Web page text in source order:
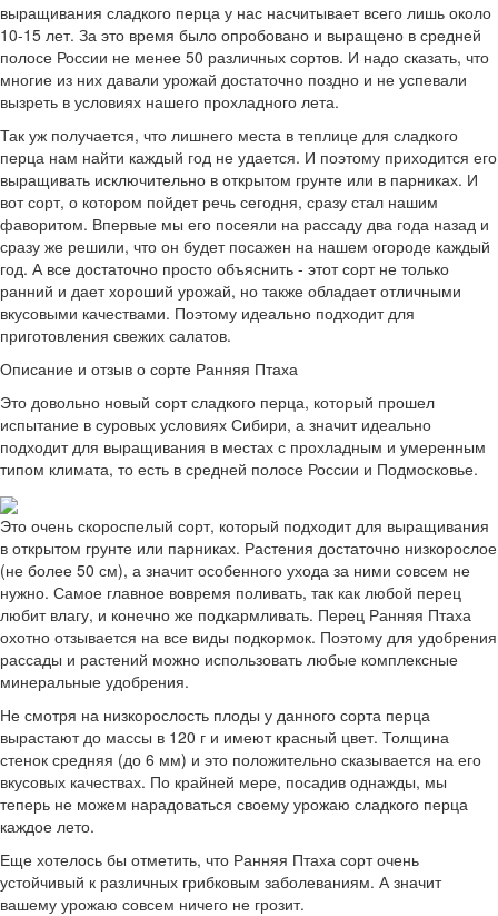
выращивания сладкого перца у нас насчитывает всего лишь около
10-15 лет. За это время было опробовано и выращено в средней
полосе России не менее 50 различных сортов. И надо сказать, что
многие из них давали урожай достаточно поздно и не успевали
вызреть в условиях нашего прохладного лета.
Так уж получается, что лишнего места в теплице для сладкого
перца нам найти каждый год не удается. И поэтому приходится его
выращивать исключительно в открытом грунте или в парниках. И
вот сорт, о котором пойдет речь сегодня, сразу стал нашим
фаворитом. Впервые мы его посеяли на рассаду два года назад и
сразу же решили, что он будет посажен на нашем огороде каждый
год. А все достаточно просто объяснить - этот сорт не только
ранний и дает хороший урожай, но также обладает отличными
вкусовыми качествами. Поэтому идеально подходит для
приготовления свежих салатов.
Описание и отзыв о сорте Ранняя Птаха
Это довольно новый сорт сладкого перца, который прошел
испытание в суровых условиях Сибири, а значит идеально
подходит для выращивания в местах с прохладным и умеренным
типом климата, то есть в средней полосе России и Подмосковье.
Это очень скороспелый сорт, который подходит для выращивания
в открытом грунте или парниках. Растения достаточно низкорослое
(не более 50 см), а значит особенного ухода за ними совсем не
нужно. Самое главное вовремя поливать, так как любой перец
любит влагу, и конечно же подкармливать. Перец Ранняя Птаха
охотно отзывается на все виды подкормок. Поэтому для удобрения
рассады и растений можно использовать любые комплексные
минеральные удобрения.
Не смотря на низкорослость плоды у данного сорта перца
вырастают до массы в 120 г и имеют красный цвет. Толщина
стенок средняя (до 6 мм) и это положительно сказывается на его
вкусовых качествах. По крайней мере, посадив однажды, мы
теперь не можем нарадоваться своему урожаю сладкого перца
каждое лето.
Еще хотелось бы отметить, что Ранняя Птаха сорт очень
устойчивый к различных грибковым заболеваниям. А значит
вашему урожаю совсем ничего не грозит.